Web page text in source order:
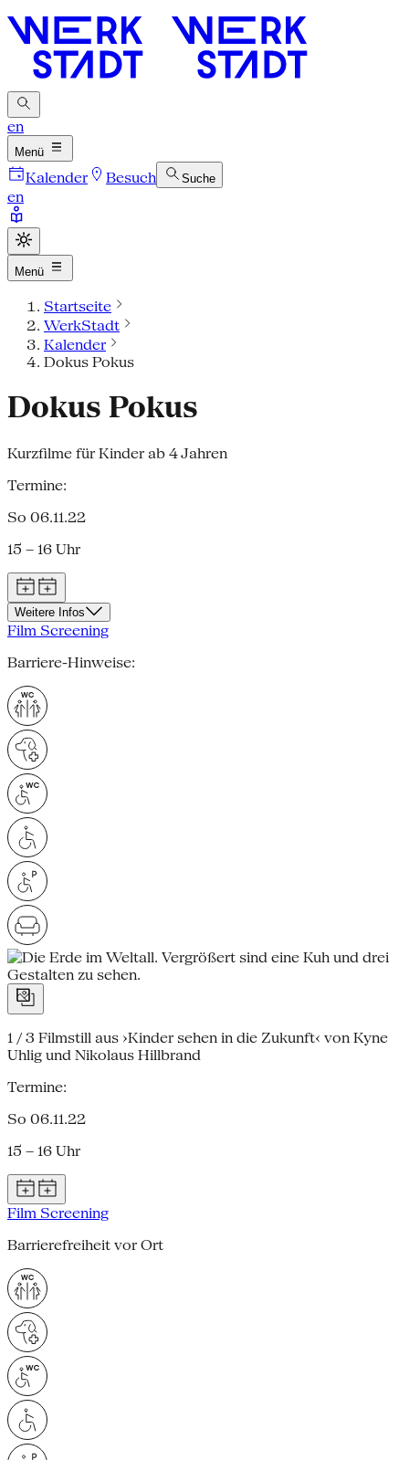
en
Menü
Kalender Besuch Suche
en
Menü
Startseite
WerkStadt
Kalender
Dokus Pokus
Dokus Pokus
Kurzfilme für Kinder ab 4 Jahren
Termine:
So 06.11.22
15 – 16 Uhr
Weitere Infos
Film Screening
Barriere-Hinweise:
1 / 3 Filmstill aus ›Kinder sehen in die Zukunft‹ von Kyne
Uhlig und Nikolaus Hillbrand
Termine:
So 06.11.22
15 – 16 Uhr
Film Screening
Barrierefreiheit vor Ort